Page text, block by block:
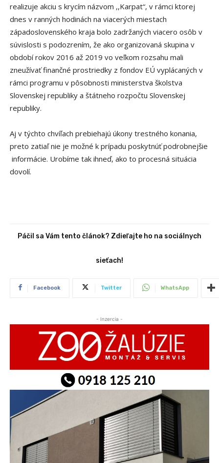
realizuje akciu s krycím názvom ,,Karpat“, v rámci ktorej
dnes v ranných hodinách na viacerých miestach
západoslovenského kraja bolo zadržaných viacero osôb v
súvislosti s podozrením, že ako organizovaná skupina v
období rokov 2016 až 2019 vo veľkom rozsahu mali
zneužívať finančné prostriedky z fondov EÚ vyplácaných v
rámci programu v pôsobnosti ministerstva školstva
Slovenskej republiky a štátneho rozpočtu Slovenskej
republiky.
Aj v týchto chvíľach prebiehajú úkony trestného konania,
preto zatiaľ nie je možné k prípadu poskytnúť podrobnejšie
informácie. Urobíme tak ihneď, ako to procesná situácia
dovolí.
Páčil sa Vám tento článok? Zdieľajte ho na sociálnych
sieťach!
Facebook Twitter WhatsApp
- Inzercia -